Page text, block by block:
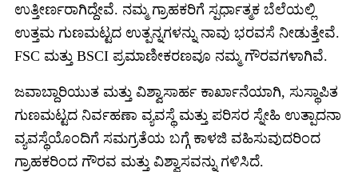
ಉತ್ತೀರ್ಣರಾಗಿದ್ದೇವೆ. ನಮ್ಮ ಗ್ರಾಹಕರಿಗೆ ಸ್ಪರ್ಧಾತ್ಮಕ ಬೆಲೆಯಲ್ಲಿ
ಉತ್ತಮ ಗುಣಮಟ್ಟದ ಉತ್ಪನ್ನಗಳನ್ನು ನಾವು ಭರವಸೆ ನೀಡುತ್ತೇವೆ.
FSC ಮತ್ತು BSCI ಪ್ರಮಾಣೀಕರಣವೂ ನಮ್ಮ ಗೌರವಗಳಾಗಿವೆ.
ಜವಾಬ್ದಾರಿಯುತ ಮತ್ತು ವಿಶ್ವಾಸಾರ್ಹ ಕಾರ್ಖಾನೆಯಾಗಿ, ಸುಸ್ಥಾಪಿತ
ಗುಣಮಟ್ಟದ ನಿರ್ವಹಣಾ ವ್ಯವಸ್ಥೆ ಮತ್ತು ಪರಿಸರ ಸ್ನೇಹಿ ಉತ್ಪಾದನಾ
ವ್ಯವಸ್ಥೆಯೊಂದಿಗೆ ಸಮಗ್ರತೆಯ ಬಗ್ಗೆ ಕಾಳಜಿ ವಹಿಸುವುದರಿಂದ
ಗ್ರಾಹಕರಿಂದ ಗೌರವ ಮತ್ತು ವಿಶ್ವಾಸವನ್ನು ಗಳಿಸಿದೆ.